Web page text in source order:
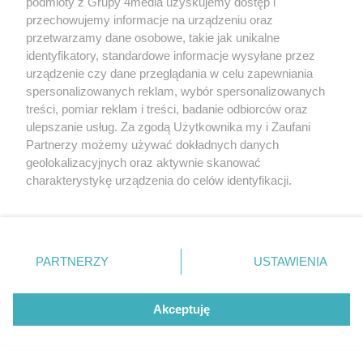
Ruszyła Decathlon IV Liga. Remis Broni
Radom, derbowa wygrana Energii Kozienice
Data dodania artykułu:
08.08.2026 20:51
Kategorie artykułu:
Sport Piłka nożna
przechowujemy informacje na urządzeniu oraz
przetwarzamy dane osobowe, takie jak unikalne
identyfikatory, standardowe informacje wysyłane przez
urządzenie czy dane przeglądania w celu zapewniania
spersonalizowanych reklam, wybór spersonalizowanych
treści, pomiar reklam i treści, badanie odbiorców oraz
ulepszanie usług. Za zgodą Użytkownika my i Zaufani
Partnerzy możemy używać dokładnych danych
geolokalizacyjnych oraz aktywnie skanować
charakterystykę urządzenia do celów identyfikacji.
zmienić/wycofać klikając przycisk ustawień prywatności
znajdujący się w lewym dolnym rogu strony
. Niektóre
użytkownika, ale masz prawo sprzeciwić się takiemu
przetwarzaniu. Preferencje będą miały zastosowania tylko
PARTNERZY USTAWIENIA
Akceptuję